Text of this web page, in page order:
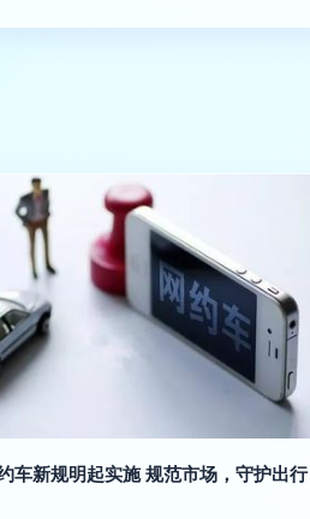
车新规明起实施 规范市场，守护出行